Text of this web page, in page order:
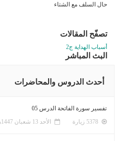
حال السلف مع الشتاء
تصفّح المقالات
أسباب الهداية ج2
البث المباشر
أحدث الدروس والمحاضرات
تفسير سورة الفاتحة الدرس 05
الأحد 13 شعبان 1447ﻫ 1-2-2026م